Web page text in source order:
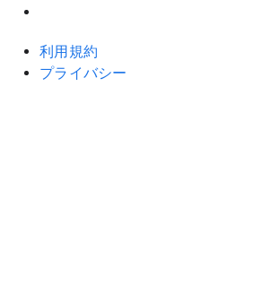
利用規約
プライバシー